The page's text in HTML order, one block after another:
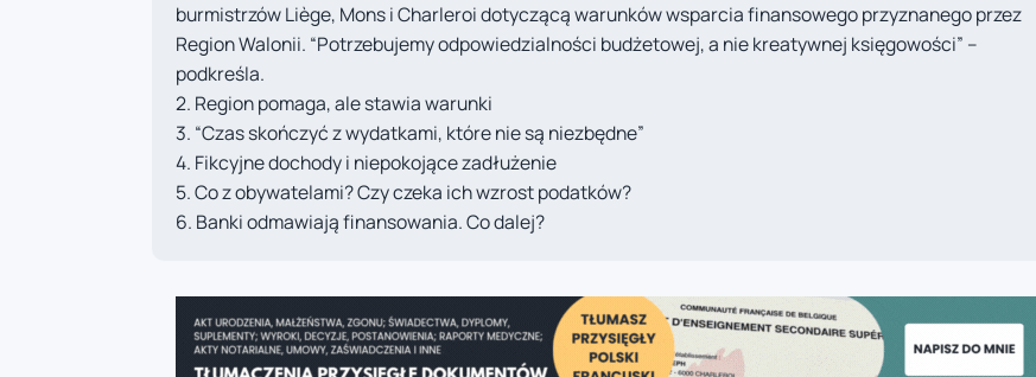
burmistrzów Liège, Mons i Charleroi dotyczącą warunków wsparcia finansowego przyznanego przez
Region Walonii. “Potrzebujemy odpowiedzialności budżetowej, a nie kreatywnej księgowości” –
podkreśla.
Region pomaga, ale stawia warunki
“Czas skończyć z wydatkami, które nie są niezbędne”
Fikcyjne dochody i niepokojące zadłużenie
Co z obywatelami? Czy czeka ich wzrost podatków?
Banki odmawiają finansowania. Co dalej?